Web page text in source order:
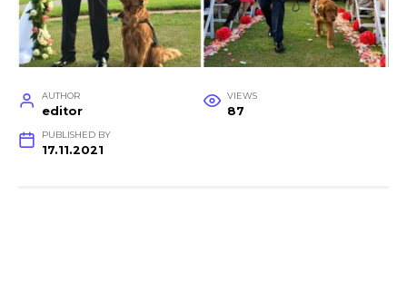
AUTHOR
editor
VIEWS
87
PUBLISHED BY
17.11.2021